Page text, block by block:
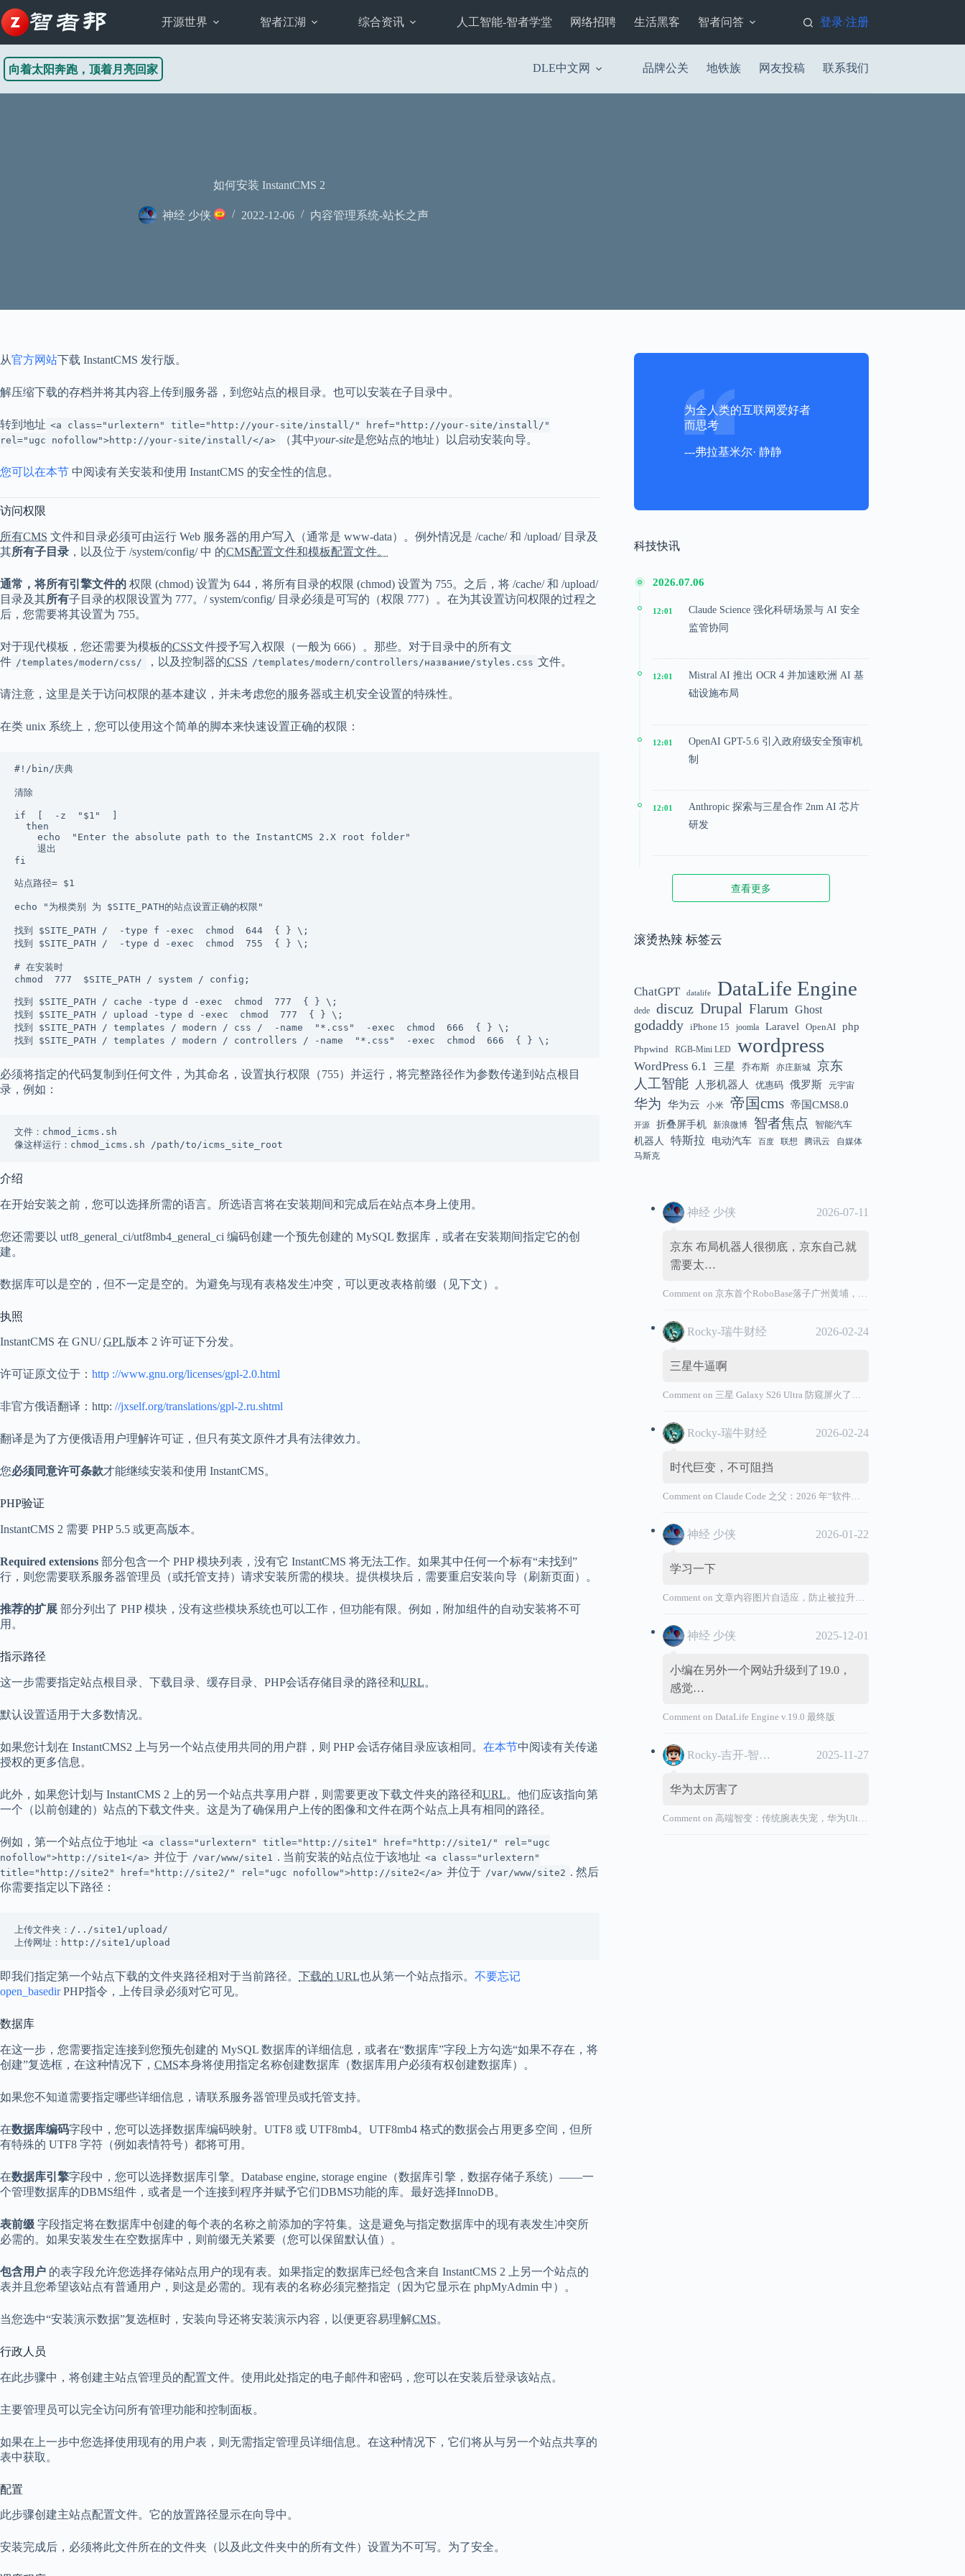
至
内
开源世界 智者江湖 综合资讯 人工智能-智者学堂 网络招聘 生活黑客 智者问答 登录/注册
向着太阳奔跑，顶着月亮回家 DLE中文网 品牌公关 地铁族 网友投稿 联系我们
如何安装 InstantCMS 2
神经 少侠 2022-12-06 内容管理系统-站长之声
从官方网站下载 InstantCMS 发行版。
解压缩下载的存档并将其内容上传到服务器，到您站点的根目录。也可以安装在子目录中。
转到地址 <a class="urlextern" title="http://your-site/install/" href="http://your-site/install/"
rel="ugc nofollow">http://your-site/install/</a>
（其中your-site是您站点的地址）以启动安装向导。
您可以在本节 中阅读有关安装和使用 InstantCMS 的安全性的信息。
访问权限
所有CMS 文件和目录必须可由运行 Web 服务器的用户写入（通常是 www-data）。例外情况是 /cache/ 和 /upload/ 目录及
其所有子目录 ，以及位于 /system/config/ 中 的CMS配置文件和模板配置文件。
通常，将所有引擎文件的 权限 (chmod) 设置为 644，将所有目录的权限 (chmod) 设置为 755。之后，将 /cache/ 和 /upload/
目录及其所有子目录的权限设置为 777。/ system/config/ 目录必须是可写的（权限 777）。在为其设置访问权限的过程之
后，您需要将其设置为 755。
对于现代模板，您还需要为模板的CSS文件授予写入权限（一般为 666）。那些。对于目录中的所有文
件 /templates/modern/css/ ，以及控制器的CSS /templates/modern/controllers/название/styles.css 文件。
请注意，这里是关于访问权限的基本建议，并未考虑您的服务器或主机安全设置的特殊性。
在类 unix 系统上，您可以使用这个简单的脚本来快速设置正确的权限：
#!/bin/庆典
清除
if -z "$1"
then
echo
"Enter the absolute path to the InstantCMS 2.X root folder"
退出
fi
站点路径= $1
echo "为根类别 为 $SITE_PATH的站点设置正确的权限"
找到 $SITE_PATH / -type f -exec chmod 644 { }
找到
$SITE_PATH / -type d -exec chmod 755 { } \;
# 在安装时
chmod
777 $SITE_PATH / system / config;
找到 $SITE_PATH / cache -type d -exec chmod 777 { }
找到
$SITE_PATH / upload -type d -exec chmod 777 { }
找到
$SITE_PATH / templates / modern / css / -name "*.css" -exec chmod 666 { }
找到
$SITE_PATH / templates / modern / controllers / -name "*.css" -exec chmod 666 { } \;
必须将指定的代码复制到任何文件，为其命名，设置执行权限（755）并运行，将完整路径作为参数传递到站点根目
录，例如：
文件：chmod_icms.sh
像这样运行：chmod_icms.sh /path/to/icms_site_root
介绍
在开始安装之前，您可以选择所需的语言。所选语言将在安装期间和完成后在站点本身上使用。
您还需要以 utf8_general_ci/utf8mb4_general_ci 编码创建一个预先创建的 MySQL 数据库，或者在安装期间指定它的创
建。
数据库可以是空的，但不一定是空的。为避免与现有表格发生冲突，可以更改表格前缀（见下文）。
执照
InstantCMS 在 GNU/GPL版本 2 许可证下分发。
许可证原文位于： http ://www.gnu.org/licenses/gpl-2.0.html
非官方俄语翻译：http: //jxself.org/translations/gpl-2.ru.shtml
翻译是为了方便俄语用户理解许可证，但只有英文原件才具有法律效力。
您必须同意许可条款才能继续安装和使用 InstantCMS。
PHP验证
InstantCMS 2 需要 PHP 5.5 或更高版本。
Required extensions 部分包含一个 PHP 模块列表，没有它 InstantCMS 将无法工作。如果其中任何一个标有“未找到”
行，则您需要联系服务器管理员（或托管支持）请求安装所需的模块。提供模块后，需要重启安装向导（刷新页面）。
推荐的扩展 部分列出了 PHP 模块，没有这些模块系统也可以工作，但功能有限。例如，附加组件的自动安装将不可
用。
指示路径
这一步需要指定站点根目录、下载目录、缓存目录、PHP会话存储目录的路径和URL。
默认设置适用于大多数情况。
如果您计划在 InstantCMS2 上与另一个站点使用共同的用户群，则 PHP 会话存储目录应该相同。 在本节中阅读有关传递
授权的更多信息。
此外，如果您计划与 InstantCMS 2 上的另一个站点共享用户群，则需要更改下载文件夹的路径和URL。他们应该指向第
一个（以前创建的）站点的下载文件夹。这是为了确保用户上传的图像和文件在两个站点上具有相同的路径。
例如，第一个站点位于地址 <a class="urlextern" title="http://site1" href="http://site1/" rel="ugc
nofollow">http://site1</a> 并位于 /var/www/site1 . 当前安装的站点位于该地址 <a class="urlextern"
title="http://site2" href="http://site2/" rel="ugc nofollow">http://site2</a> 并位于 /var/www/site2 . 然后
你需要指定以下路径：
上传文件夹：/../site1/upload/
上传网址：http://site1/upload
即我们指定第一个站点下载的文件夹路径相对于当前路径。 下载的 URL也从第一个站点指示。 不要忘记
open_basedirPHP指令，上传目录必须对它可见。
数据库
在这一步，您需要指定连接到您预先创建的 MySQL 数据库的详细信息，或者在“数据库”字段上方勾选“如果不存在，将
创建”复选框，在这种情况下， CMS本身将使用指定名称创建数据库（数据库用户必须有权创建数据库）。
如果您不知道需要指定哪些详细信息，请联系服务器管理员或托管支持。
在数据库编码字段中，您可以选择数据库编码映射。UTF8 或 UTF8mb4。UTF8mb4 格式的数据会占用更多空间，但所
有特殊的 UTF8 字符（例如表情符号）都将可用。
在数据库引擎字段中，您可以选择数据库引擎。Database engine, storage engine（数据库引擎，数据存储子系统）——一
个管理数据库的DBMS组件，或者是一个连接到程序并赋予它们DBMS功能的库。最好选择InnoDB。
表前缀 字段指定将在数据库中创建的每个表的名称之前添加的字符集。这是避免与指定数据库中的现有表发生冲突所
必需的。如果安装发生在空数据库中，则前缀无关紧要（您可以保留默认值）。
包含用户 的表字段允许您选择存储站点用户的现有表。如果指定的数据库已经包含来自 InstantCMS 2 上另一个站点的
表并且您希望该站点有普通用户，则这是必需的。现有表的名称必须完整指定（因为它显示在 phpMyAdmin 中）。
当您选中“安装演示数据”复选框时，安装向导还将安装演示内容，以便更容易理解CMS。
行政人员
在此步骤中，将创建主站点管理员的配置文件。使用此处指定的电子邮件和密码，您可以在安装后登录该站点。
主要管理员可以完全访问所有管理功能和控制面板。
如果在上一步中您选择使用现有的用户表，则无需指定管理员详细信息。在这种情况下，它们将从与另一个站点共享的
表中获取。
配置
此步骤创建主站点配置文件。它的放置路径显示在向导中。
安装完成后，必须将此文件所在的文件夹（以及此文件夹中的所有文件）设置为不可写。为了安全。
为全人类的互联网爱好者
而思考
---弗拉基米尔· 静静
科技快讯
2026.07.06
12:01
Claude Science 强化科研场景与 AI 安全
监管协同
12:01
Mistral AI 推出 OCR 4 并加速欧洲 AI 基
础设施布局
12:01
OpenAI GPT-5.6 引入政府级安全预审机
制
12:01
Anthropic 探索与三星合作 2nm AI 芯片
研发
12:01
Microsoft 投入 25 亿美元成立 AI 落地实
12:01
Meta 内部模型接近 GPT-5.5 水平，基础
12:01
Gemini 3.5 Flash 强化“AI 操作系统级代
理能力”
12:01
美国解除 Anthropic Fable / Mythos 模型
出口限制
查看更多
滚烫热辣 标签云
ChatGPT datalife DataLife Engine
dede discuz Drupal Flarum Ghost
godaddy iPhone 15 joomla Laravel OpenAI php
Phpwind RGB-Mini LED wordpress
WordPress 6.1 三星 乔布斯 亦庄新城 京东
人工智能 人形机器人 优惠码 俄罗斯 元宇宙
华为 华为云 小米 帝国cms 帝国CMS8.0
开源 折叠屏手机 新浪微博 智者焦点
智能汽车
机器人
特斯拉 电动汽车 百度 联想 腾讯云
自媒体
马斯克
神经 少侠 2026-07-11
京东 布局机器人很彻底，京东自己就
需要太…
Comment on京东首个RoboBase落子广州黄埔，加码机器人产业基础设施布局
Rocky-瑞牛财经 2026-02-24
三星牛逼啊
Comment on 三星 Galaxy S26 Ultra 防窥屏火了，全球核心战略伙伴名单大曝光
Rocky-瑞牛财经 2026-02-24
时代巨变，不可阻挡
Comment onClaude Code 之父：2026 年“软件工程师”退出历史舞台
神经 少侠 2026-01-22
学习一下
Comment on文章内容图片自适应，防止被拉升变形
神经 少侠 2025-12-01
小编在另外一个网站升级到了19.0，
感觉…
Comment onDataLife Engine v.19.0 最终版
Rocky-吉开-智能汽车 2025-11-27
华为太厉害了
Comment on高端智变：传统腕表失宠，华为Ultimate系列“价值超车”